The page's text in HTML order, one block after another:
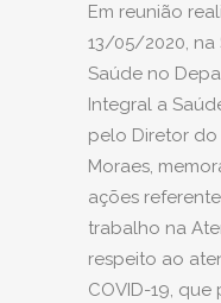
Em reunião
13/05/2020, na
Saúde no
Integral a
pelo Diretor do
Moraes,
ações
trabalho na
respeito ao
COVID-19,